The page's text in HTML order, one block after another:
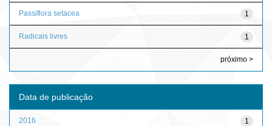
1
Passiflora setacea
1
Radicais livres
próximo >
Data de publicação
1
2016